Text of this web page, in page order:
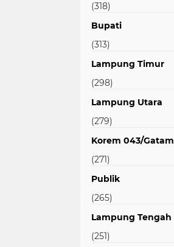
(318)
Bupati
(313)
Lampung Timur
(298)
Lampung Utara
(279)
Korem 043/Gatam
(271)
Publik
(265)
Lampung Tengah
(251)